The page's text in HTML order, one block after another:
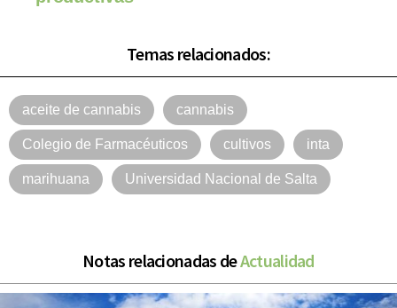
Temas relacionados:
aceite de cannabis cannabis
Colegio de Farmacéuticos cultivos inta
marihuana Universidad Nacional de Salta
Notas relacionadas deActualidad